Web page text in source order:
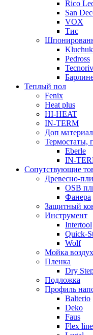
Rico
San
VOX
Тис
Kluchuk
Pedross
Теплый пол
Fenix
Heat plus
HI-HEAT
IN-TERM
Доп
Термостаты,
Eberle
IN-
Сопутствующие
Древесно-
OSB
Фанера
Защитный
Инструмент
Intertool
Quick-
Wolf
Мойка
Пленка
Dry
Подложка
Профиль
Balterio
Deko
Faus
Flex line